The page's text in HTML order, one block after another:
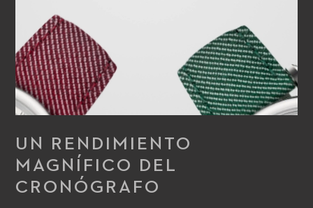
UN RENDIMIENTO
MAGNÍFICO DEL
CRONÓGRAFO